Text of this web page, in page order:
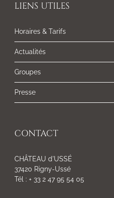
LIENS UTILES
Horaires & Tarifs
Actualités
Groupes
Presse
CONTACT
CHÂTEAU d'USSÉ
37420 Rigny-Ussé
Tél : + 33 2 47 95 54 05